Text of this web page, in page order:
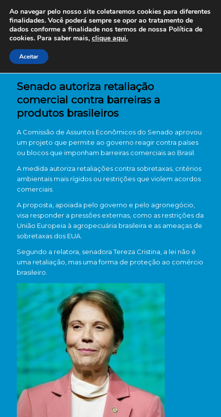
Senado autoriza retaliação
comercial contra barreiras a
produtos brasileiros
A Comissão de Assuntos Econômicos do Senado aprovou
um projeto que permite ao governo reagir contra países
ou blocos que imponham barreiras comerciais ao Brasil.
A medida autoriza retaliações contra sobretaxas, critérios
ambientais mais rígidos ou restrições que violem acordos
comerciais.
A proposta, apoiada pelo governo e pelo agronegócio,
visa responder a pressões externas, como as restrições da
União Europeia à agropecuária brasileira e as ameaças de
sobretaxas dos EUA.
Segundo a relatora, senadora Tereza Cristina, a lei não é
uma retaliação, mas uma forma de proteção ao comércio
brasileiro.
Ao navegar pelo nosso site coletaremos cookies para diferentes
finalidades. Você poderá sempre se opor ao tratamento de
dados conforme a finalidade nos termos de nossa Política de
cookies. Para saber mais, clique aqui.
Aceitar